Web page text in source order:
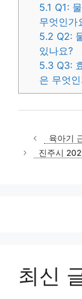
5.1 Q1:
무엇인가
5.2 Q2:
있나요?
5.3 Q3:
은 무엇
육아기
진주시
최신